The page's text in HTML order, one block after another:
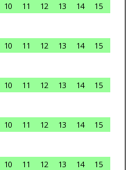
10 11 12 13 14
15
10 11 12 13 14
15
10 11 12 13 14
15
10 11 12 13 14
15
10 11 12 13 14
15